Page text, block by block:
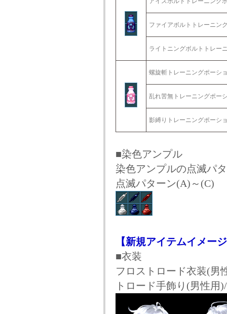
ファイアボルトトレーニン
ライトニングボルトトレー
螺旋斬トレーニングポーシ
乱れ苦無トレーニングポー
影縛りトレーニングポーシ
■染色アンプル
染色アンプルの点滅パ
点滅パターン(A)～(C)
【新規アイテムイメー
■衣装
フロストロード衣装(男
トロード手飾り(男性